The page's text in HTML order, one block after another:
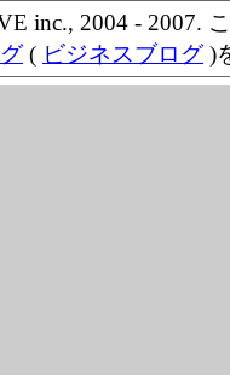
inc., 2004 - 2007.
グ( ビジネスブログ)